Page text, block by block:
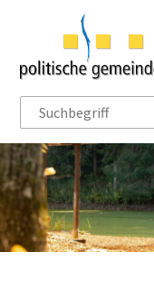
NAVIGIEREN
Schnellnavigation
Suchbegriff